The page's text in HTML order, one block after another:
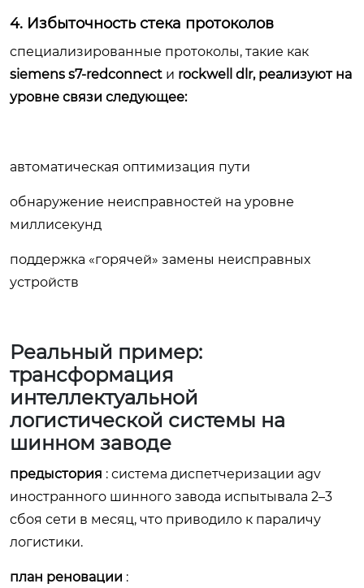
4. Избыточность стека протоколов
специализированные протоколы, такие как
siemens s7-redconnect и rockwell dlr, реализуют на
уровне связи следующее:
автоматическая оптимизация пути
обнаружение неисправностей на уровне
миллисекунд
поддержка «горячей» замены неисправных
устройств
Реальный пример:
трансформация
интеллектуальной
логистической системы на
шинном заводе
предыстория : система диспетчеризации agv
иностранного шинного завода испытывала 2–3
сбоя сети в месяц, что приводило к параличу
логистики.
план реновации :